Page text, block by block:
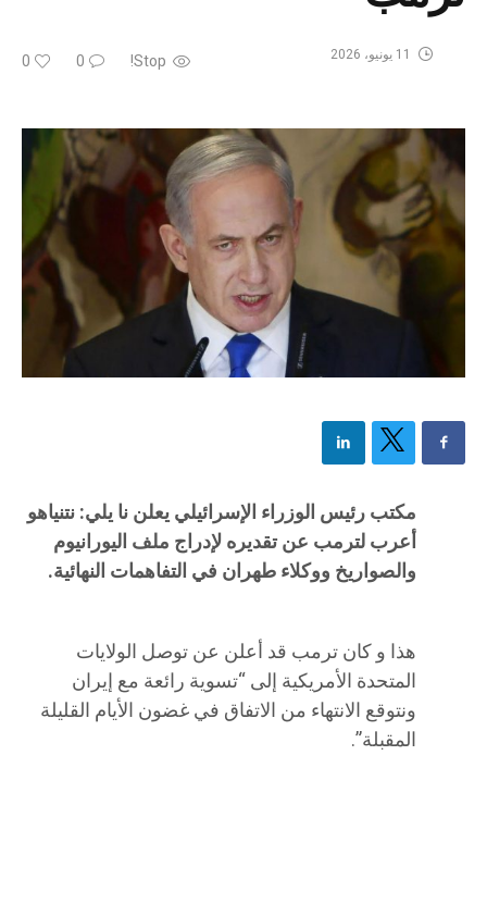
Stop!
0
0 11 يونيو، 2026
مكتب رئيس الوزراء الإسرائيلي يعلن نا يلي: نتنياهو
أعرب لترمب عن تقديره لإدراج ملف اليورانيوم
والصواريخ ووكلاء طهران في التفاهمات النهائية.
هذا و كان ترمب قد أعلن عن توصل الولايات
المتحدة الأمريكية إلى “تسوية رائعة مع إيران
ونتوقع الانتهاء من الاتفاق في غضون الأيام القليلة
المقبلة”.